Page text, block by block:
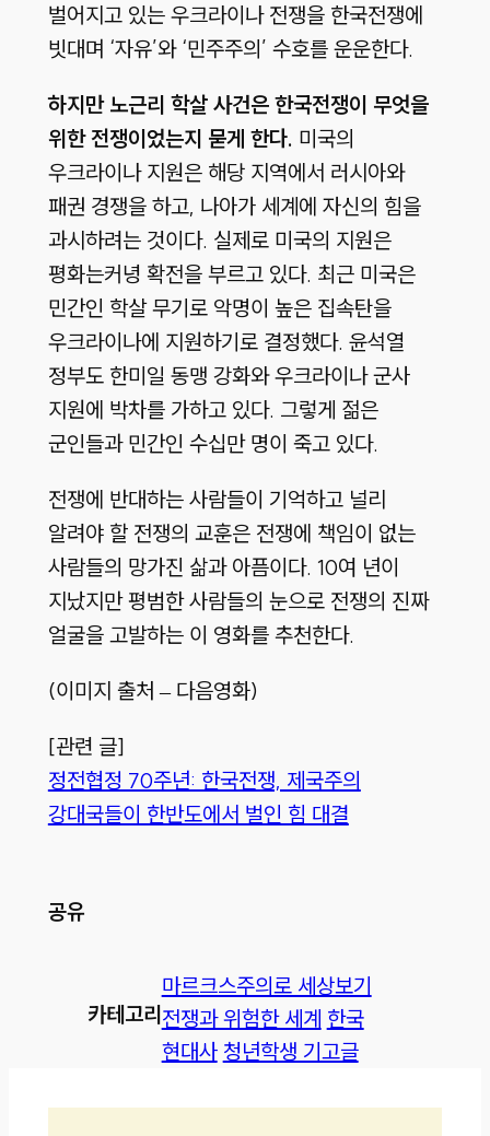
벌어지고 있는 우크라이나 전쟁을 한국전쟁에
빗대며 ‘자유’와 ‘민주주의’ 수호를 운운한다.
하지만 노근리 학살 사건은 한국전쟁이 무엇을
위한 전쟁이었는지 묻게 한다. 미국의
우크라이나 지원은 해당 지역에서 러시아와
패권 경쟁을 하고, 나아가 세계에 자신의 힘을
과시하려는 것이다. 실제로 미국의 지원은
평화는커녕 확전을 부르고 있다. 최근 미국은
민간인 학살 무기로 악명이 높은 집속탄을
우크라이나에 지원하기로 결정했다. 윤석열
정부도 한미일 동맹 강화와 우크라이나 군사
지원에 박차를 가하고 있다. 그렇게 젊은
군인들과 민간인 수십만 명이 죽고 있다.
전쟁에 반대하는 사람들이 기억하고 널리
알려야 할 전쟁의 교훈은 전쟁에 책임이 없는
사람들의 망가진 삶과 아픔이다. 10여 년이
지났지만 평범한 사람들의 눈으로 전쟁의 진짜
얼굴을 고발하는 이 영화를 추천한다.
(이미지 출처 – 다음영화)
[관련 글]
정전협정 70주년: 한국전쟁, 제국주의
강대국들이 한반도에서 벌인 힘 대결
공유
카테고리
마르크스주의로 세상보기
전쟁과 위험한 세계 한국
현대사 청년학생 기고글